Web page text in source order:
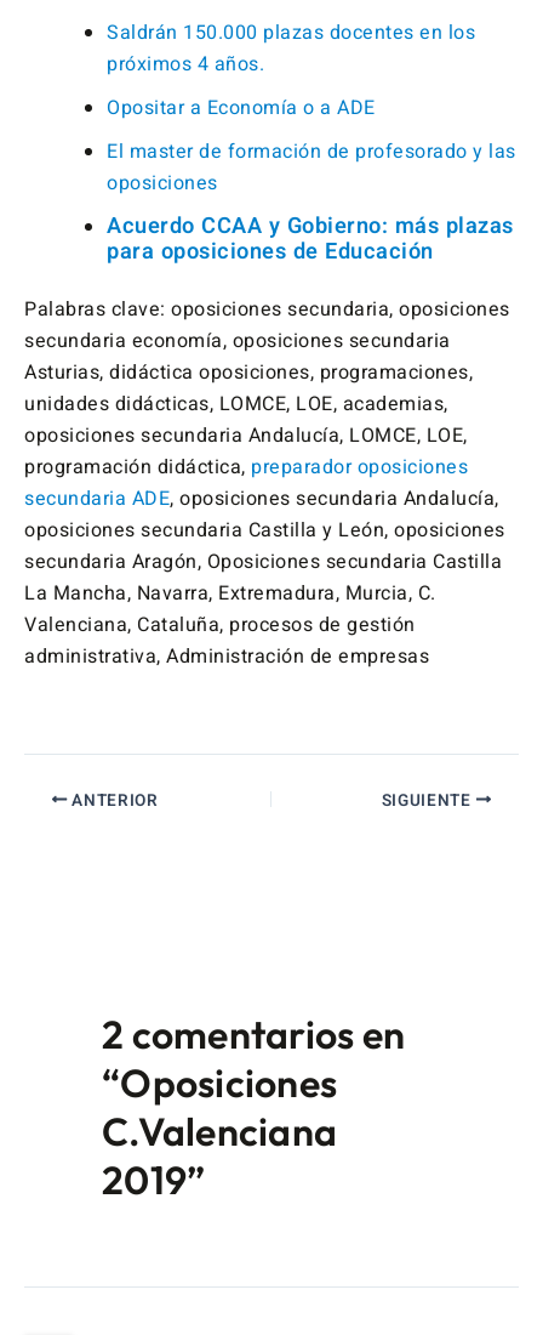
Saldrán 150.000 plazas docentes en los
próximos 4 años.
Opositar a Economía o a ADE
El master de formación de profesorado y las
oposiciones
Acuerdo CCAA y Gobierno: más plazas
para oposiciones de Educación
Palabras clave: oposiciones secundaria, oposiciones
secundaria economía, oposiciones secundaria
Asturias, didáctica oposiciones, programaciones,
unidades didácticas, LOMCE, LOE, academias,
oposiciones secundaria Andalucía, LOMCE, LOE,
programación didáctica, preparador oposiciones
secundaria ADE, oposiciones secundaria Andalucía,
oposiciones secundaria Castilla y León, oposiciones
secundaria Aragón, Oposiciones secundaria Castilla
La Mancha, Navarra, Extremadura, Murcia, C.
Valenciana, Cataluña, procesos de gestión
administrativa, Administración de empresas
ANTERIOR SIGUIENTE
2 comentarios en
“Oposiciones
C.Valenciana
2019”